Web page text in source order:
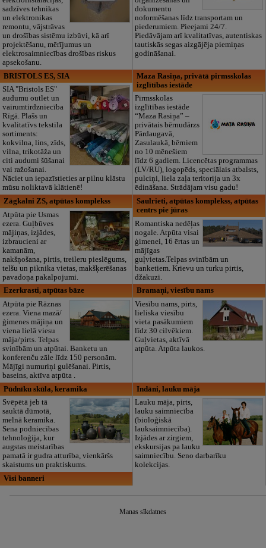
sadzīves tehnikas
un elektronikas
remontu, vājstrāvas
un drošības sistēmu izbūvi, kā arī
projektēšanu, mērījumus un
elektrosaimniecības drošības riskus
apsekošanu.
dokumentu
noformēšanas līdz transportam un
piederumiem. Pieejami 24/7.
Piedāvājam arī kvalitatīvas, autentiskas
tautiskās segas aizgājēja piemiņas
godināšanai.
BRISTOLS ES, SIA
SIA "Bristols ES"
audumu outlet un
vairumtirdzniecība
Rīgā. Plašs un
kvalitatīvs tekstila
sortiments:
kokvilna, lins, zīds,
vilna, trikotāža un
citi audumi šūšanai
vai ražošanai.
Nāciet un iepazīstieties ar pilnu klāstu
mūsu noliktavā klātienē!
Maza Rasiņa, privātā pirmsskolas
izglītības iestāde
Pirmsskolas
izglītības iestāde
“Maza Rasiņa” –
privātais bērnudārzs
Pārdaugavā,
Zasulaukā, bērniem
no 10 mēnešiem
līdz 6 gadiem. Licencētas programmas
(LV/RU), logopēds, speciālais atbalsts,
pulciņi, liela zaļa teritorija un 3x
ēdināšana. Strādājam visu gadu!
Zāgkalni ZS, atpūtas komplekss
Atpūta pie Usmas
ezera. Guļbūves
mājiņas, izjādes,
izbraucieni ar
kamanām,
nakšņošana, pirtis, treileru pieslēgums,
telšu un piknika vietas, makšķerēšanas
pavadoņa pakalpojumi.
Saulrieti, atpūtas komplekss, atpūtas
centrs pie jūras
Romantiska nedēļas
nogale. Atpūta visai
ģimenei, 16 ērtas un
mājīgas
guļvietas.Telpas svinībām un
banketiem. Krievu un turku pirtis,
džakuzi.
Ezerkrasti, atpūtas bāze
Atpūta pie Rāznas
ezera. Viena mazā/
ģimenes mājiņa un
viena lielā viesu
māja/pirts. Telpas
svinībām un atpūtai. Banketu un
konferenču zāle līdz 150 personām.
Mājīgi numuriņi gulēšanai. Pirtis,
baseins, aktīva atpūta .
Bramaņi, viesību nams
Viesību nams, pirts,
lieliska viesību
vieta pasākumiem
līdz 30 cilvēkiem.
Guļvietas, aktīvā
atpūta. Atpūta laukos.
Pūdnīku skūla, keramika
Svēpētā jeb tā
sauktā dūmotā,
melnā keramika.
Sena podniecības
tehnoloģija, kur
augstas meistarības
pamatā ir gudra atturība, vienkāršs
skaistums un praktiskums.
Indāni, lauku māja
Lauku māja, pirts,
lauku saimniecība
(bioloģiskā
lauksaimniecība).
Izjādes ar zirgiem,
ekskursijas pa lauku
saimniecību. Seno darbarīku
kolekcijas.
Visi banneri
Manas sīkdatnes